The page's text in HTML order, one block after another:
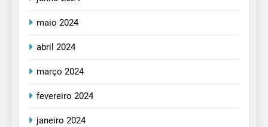
maio 2024
abril 2024
março 2024
fevereiro 2024
janeiro 2024